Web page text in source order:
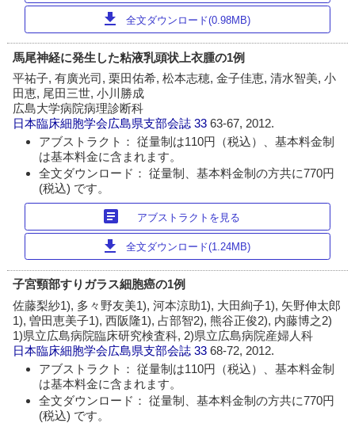
download 全文ダウンロード(0.98MB)
馬尾神経に発生した粘液乳頭状上衣腫の1例
平祐子, 有廣光司, 栗田佑希, 松本志穂, 金子佳恵, 清水智美, 小
田恵, 尾田三世, 小川勝成
広島大学病院病理診断科
日本臨床細胞学会広島県支部会誌 3363-67, 2012.
アブストラクト： 従量制は110円（税込）、基本料金制
は基本料金に含まれます。
全文ダウンロード： 従量制、基本料金制の方共に770円
(税込) です。
article アブストラクトを見る
download 全文ダウンロード(1.24MB)
子宮頸部すりガラス細胞癌の1例
佐藤梨紗1), 多々野友美1), 河本涼助1), 大田絢子1), 矢野伸太郎
1), 曽田恵美子1), 西阪隆1), 占部智2), 熊谷正俊2), 内藤博之2)
1)県立広島病院臨床研究検査科, 2)県立広島病院産婦人科
日本臨床細胞学会広島県支部会誌 3368-72, 2012.
アブストラクト： 従量制は110円（税込）、基本料金制
は基本料金に含まれます。
全文ダウンロード： 従量制、基本料金制の方共に770円
(税込) です。